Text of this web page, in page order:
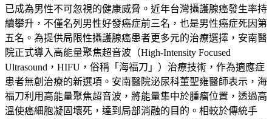
已成為男性不可忽視的健康威脅。近年台灣攝護腺癌發生率持
續攀升，不僅名列男性好發癌症前三名，也是男性癌症死因第
五名。為提供局限性攝護腺癌患者更多元的治療選擇，安南醫
院正式導入高能量聚焦超音波（High-Intensity Focused
Ultrasound，HIFU，俗稱「海福刀」）治療技術，作為適應症
患者無創治療的新選項。安南醫院泌尿科董聖雍醫師表示，海
福刀利用高能量聚焦超音波，將能量集中於腫瘤位置，透過高
溫使癌細胞凝固壞死，達到局部消融的目的。相較於傳統手